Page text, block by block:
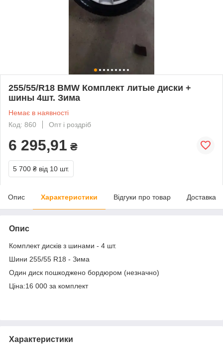
255/55/R18 BMW Комплект литые диски +
шины 4шт. Зима
Немає в наявності
Код: 860
Опт і роздріб
6 295,91 ₴
5 700 ₴ від 10 шт.
Опис Характеристики Відгуки про товар Доставка
Опис
Комплект дисків з шинами - 4 шт.
Шини 255/55 R18 - Зима
Один диск пошкоджено бордюром (незначно)
Ціна:16 000 за комплект
Характеристики